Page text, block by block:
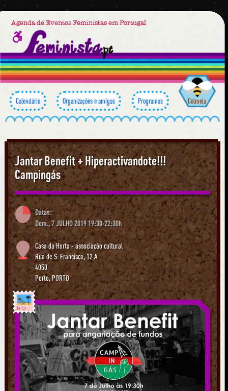
Agenda de Eventos Feministas em Portugal
Calendário Organizações e amigas Programas Colmeia
Jantar Benefit + Hiperactivandote!!!
Campingás
Datas:
Dom., 7 JULHO 2019 19:30-22:30h
Casa da Horta - associação cultural
Rua de S. Francisco, 12 A
4050
Porto, PORTO
Já foi